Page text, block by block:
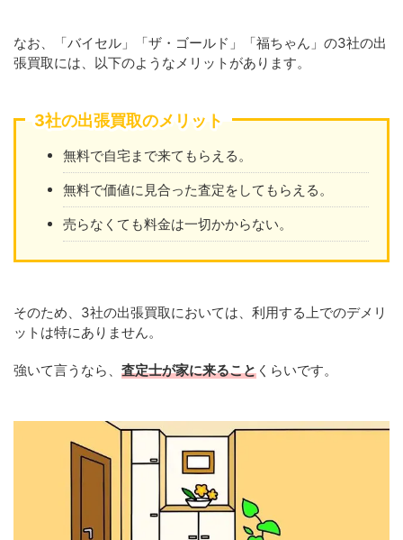
なお、「バイセル」「ザ・ゴールド」「福ちゃん」の3社の出
張買取には、以下のようなメリットがあります。
3社の出張買取のメリット
無料で自宅まで来てもらえる。
無料で価値に見合った査定をしてもらえる。
売らなくても料金は一切かからない。
そのため、3社の出張買取においては、利用する上でのデメリ
ットは特にありません。
強いて言うなら、 査定士が家に来ること くらいです。